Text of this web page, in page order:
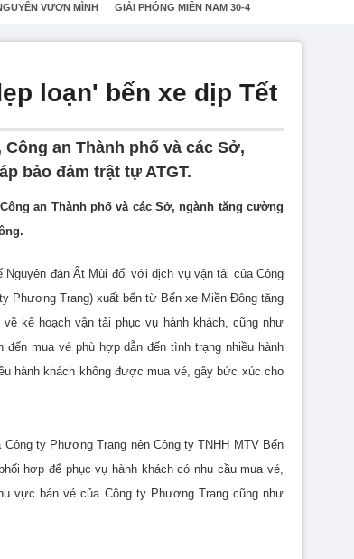
VƯƠN MÌNH GIẢI PHÓNG MIỀN NAM 30-4
loạn' bến xe dịp Tết
Công an Thành phố và các Sở,
bảo đảm trật tự ATGT.
an Thành phố và các Sở, ngành tăng cường
đán Ất Mùi đối với dịch vụ vận tải của Công
Phương Trang) xuất bến từ Bến xe Miền Đông tăng
kế hoạch vận tải phục vụ hành khách, cũng như
mua vé phù hợp dẫn đến tình trạng nhiều hành
hành khách không được mua vé, gây bức xúc cho
ty Phương Trang nên Công ty TNHH MTV Bến
hợp để phục vụ hành khách có nhu cầu mua vé,
vực bán vé của Công ty Phương Trang cũng như